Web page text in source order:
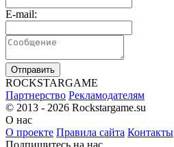
E-mail:
Отправить
ROCKSTARGAME
Партнерство Рекламодателям
© 2013 - 2026 Rockstargame.su
О нас
О проекте Правила сайта Контакты